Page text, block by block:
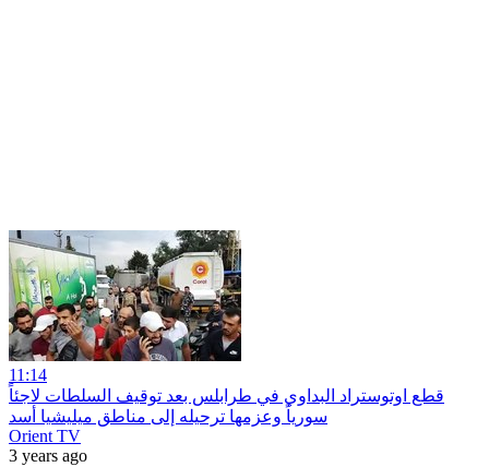
11:14
قطع اوتوستراد البداوي في طرابلس بعد توقيف السلطات لاجئاً
سورياً وعزمها ترحيله إلى مناطق ميليشيا أسد
Orient TV
3 years ago